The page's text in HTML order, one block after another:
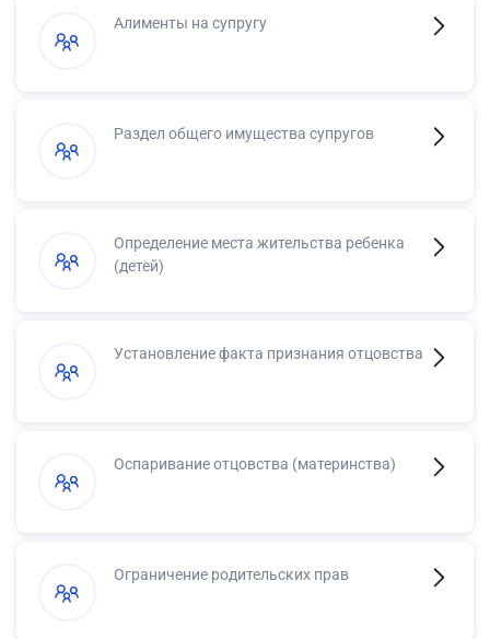
Алименты на супругу
Раздел общего имущества супругов
Определение места жительства ребенка
(детей)
Установление факта признания отцовства
Оспаривание отцовства (материнства)
Ограничение родительских прав